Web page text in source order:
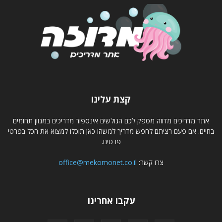
קצת עלינו
אתר מדריכים מדוזה מספק לכם הגולשים אינספור מדריכים במגוון תחומים
בחיים. אם פעם רציתם לחפש מדריך למשהו כאן תוכלו למצוא את הכל בפרטי
פרטים.
צרו קשר: office@mekomonet.co.il
עקבו אחרינו